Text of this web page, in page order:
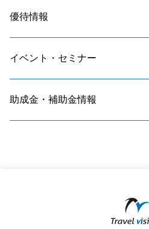
優待情報
イベント・セミナー
助成金・補助金情報